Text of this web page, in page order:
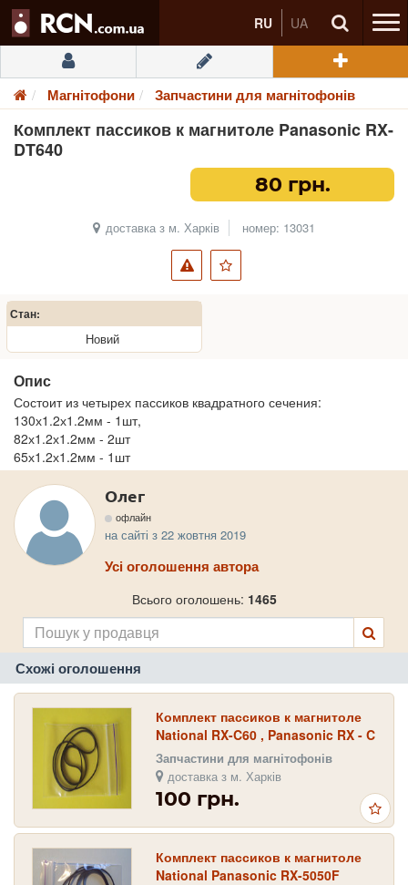
RU UA
Магнітофони Запчастини для магнітофонів
Комплект пассиков к магнитоле Panasonic RX-
DT640
80 грн.
доставка з м. Харків номер: 13031
Стан:
Новий
Опис
Состоит из четырех пассиков квадратного сечения:
130х1.2х1.2мм - 1шт,
82х1.2х1.2мм - 2шт
65х1.2х1.2мм - 1шт
Олег
офлайн
на сайті з 22 жовтня 2019
Усі оголошення автора
Всього оголошень: 1465
Схожі оголошення
Комплект пассиков к магнитоле
National RX-C60 , Panasonic RX - C
60
Запчастини для магнітофонів
доставка з м. Харків
100 грн.
Комплект пассиков к магнитоле
National Panasonic RX-5050F